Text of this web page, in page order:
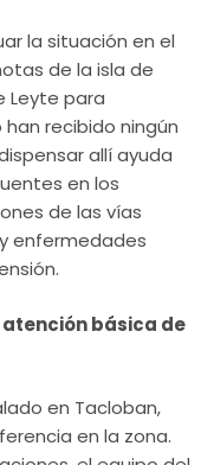
la situación en el
de la isla de
Leyte para
recibido ningún
allí ayuda
en los
de las vías
enfermedades
básica de
en Tacloban,
en la zona.